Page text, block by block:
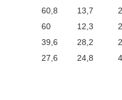
60,8 13,7
60 12,3
39,6 28,2
27,6 24,8